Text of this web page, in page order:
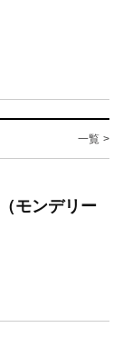
一覧 >
モンデリー